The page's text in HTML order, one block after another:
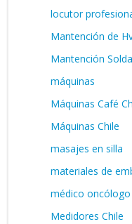
locutor
Mantención de
Mantención
máquinas
Máquinas Café
Máquinas Chile
masajes en silla
materiales de
médico
Medidores Chile